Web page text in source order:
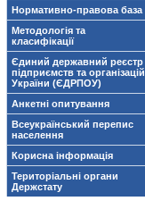
Нормативно-правова база
Методологія та
класифікації
Єдиний державний реєстр
підприємств та організацій
України (ЄДРПОУ)
Анкетні опитування
Всеукраїнський перепис
населення
Корисна інформація
Територіальні органи
Держстату